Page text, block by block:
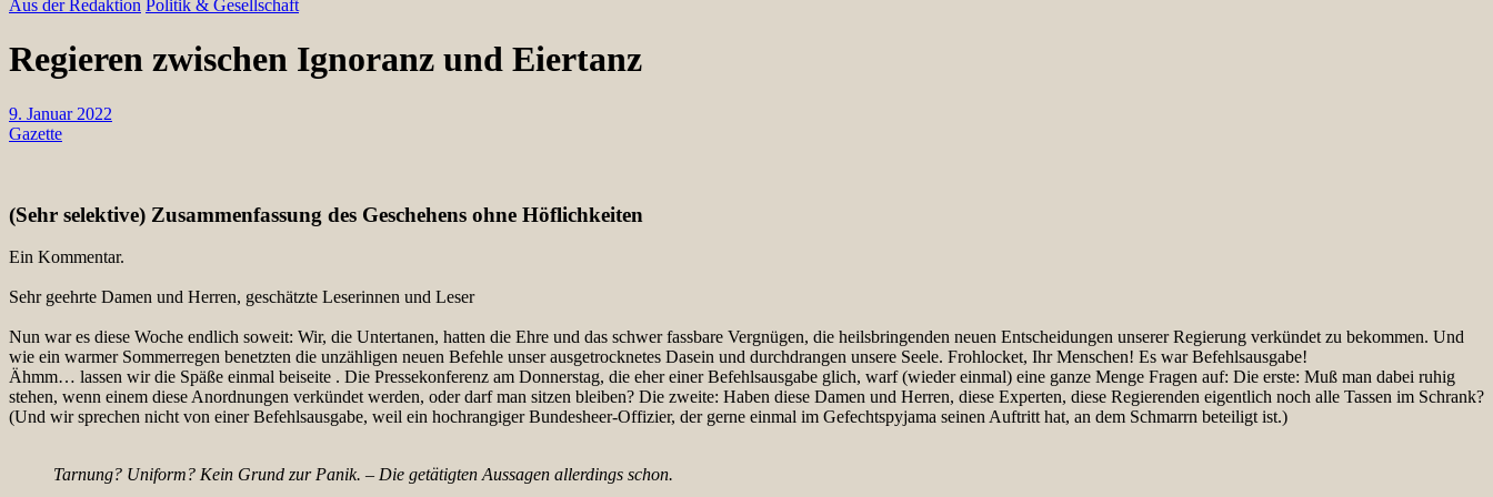
Aus der Redaktion Politik & Gesellschaft
Regieren zwischen Ignoranz und Eiertanz
9. Januar 2022
Gazette
(Sehr selektive) Zusammenfassung des Geschehens ohne Höflichkeiten
Ein Kommentar.
Sehr geehrte Damen und Herren, geschätzte Leserinnen und Leser
Nun war es diese Woche endlich soweit: Wir, die Untertanen, hatten die Ehre und das schwer fassbare Vergnügen, die heilsbringenden neuen Entscheidungen unserer Regierung verkündet zu bekommen. Und
wie ein warmer Sommerregen benetzten die unzähligen neuen Befehle unser ausgetrocknetes Dasein und durchdrangen unsere Seele. Frohlocket, Ihr Menschen! Es war Befehlsausgabe!
Ähmm… lassen wir die Späße einmal beiseite . Die Pressekonferenz am Donnerstag, die eher einer Befehlsausgabe glich, warf (wieder einmal) eine ganze Menge Fragen auf: Die erste: Muß man dabei ruhig
stehen, wenn einem diese Anordnungen verkündet werden, oder darf man sitzen bleiben? Die zweite: Haben diese Damen und Herren, diese Experten, diese Regierenden eigentlich noch alle Tassen im Schrank?
(Und wir sprechen nicht von einer Befehlsausgabe, weil ein hochrangiger Bundesheer-Offizier, der gerne einmal im Gefechtspyjama seinen Auftritt hat, an dem Schmarrn beteiligt ist.)
Tarnung? Uniform? Kein Grund zur Panik. – Die getätigten Aussagen allerdings schon.